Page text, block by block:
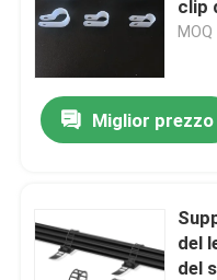
clip
del
Miglior prezzo
del
del